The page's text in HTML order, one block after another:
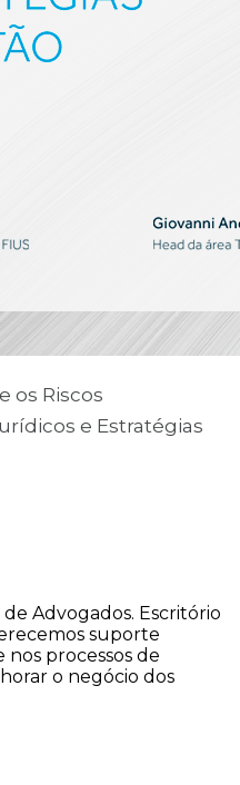
os Riscos
e Estratégias
de Advogados. Escritório
suporte
nos processos de
o negócio dos